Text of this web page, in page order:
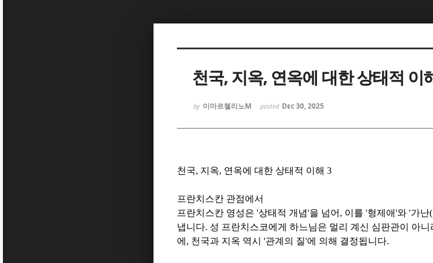
천국, 지옥, 연옥에 대한 상태적 이
by 이마르첼리노M posted Dec 30, 2025
천국, 지옥, 연옥에 대한 상태적 이해 3
프란치스칸 관점에서
프란치스칸 영성은 '상태적 개념'을 넘어 , 이를 '형제애'와 '가난(
냅니다. 성 프란치스코에게 하느님은 멀리 계신 심판관이 아
에 , 천국과 지옥 역시 '관계의 질'에 의해 결정됩니다.
Sketchbook5, 스케치북5
Sketchbook5, 스케치북5